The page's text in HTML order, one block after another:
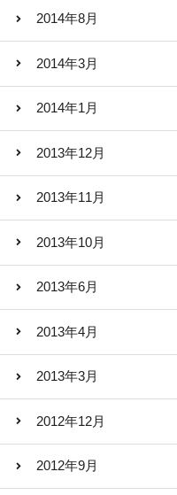
2014年8月
2014年3月
2014年1月
2013年12月
2013年11月
2013年10月
2013年6月
2013年4月
2013年3月
2012年12月
2012年9月